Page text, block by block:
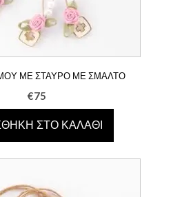
ΜΕ ΣΤΑΥΡΌ ΜΕ ΣΜΆΛΤΟ
€75
ΣΤΟ ΚΑΛΆΘΙ